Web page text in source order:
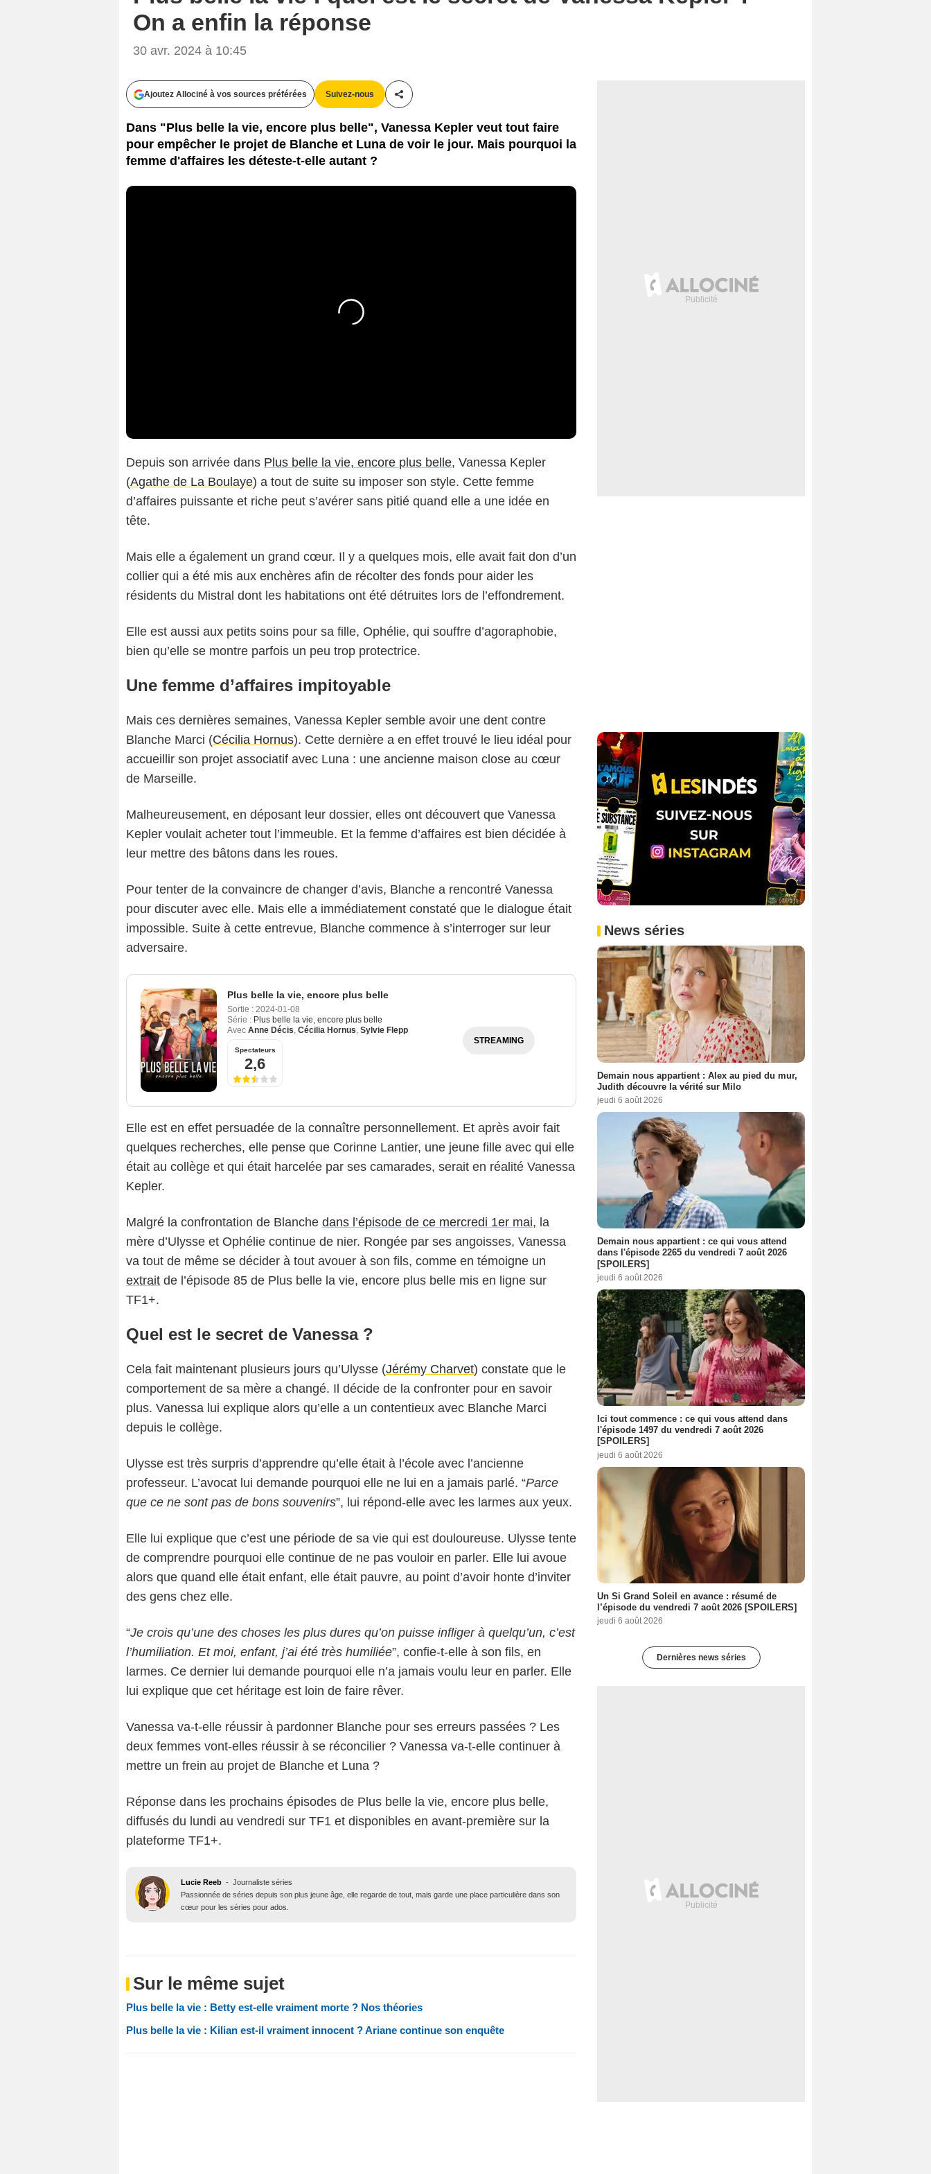
On a enfin la réponse
30 avr. 2024 à 10:45
Ajoutez Allociné à vos sources préférées Suivez-nous
Partager cet article
Dans "Plus belle la vie, encore plus belle", Vanessa Kepler veut tout faire
pour empêcher le projet de Blanche et Luna de voir le jour. Mais pourquoi la
femme d'affaires les déteste-t-elle autant ?
Depuis son arrivée dans Plus belle la vie, encore plus belle, Vanessa Kepler
(Agathe de La Boulaye) a tout de suite su imposer son style. Cette femme
d’affaires puissante et riche peut s’avérer sans pitié quand elle a une idée en
tête.
Mais elle a également un grand cœur. Il y a quelques mois, elle avait fait don d’un
collier qui a été mis aux enchères afin de récolter des fonds pour aider les
résidents du Mistral dont les habitations ont été détruites lors de l’effondrement.
Elle est aussi aux petits soins pour sa fille, Ophélie, qui souffre d’agoraphobie,
bien qu’elle se montre parfois un peu trop protectrice.
Une femme d’affaires impitoyable
Mais ces dernières semaines, Vanessa Kepler semble avoir une dent contre
Blanche Marci (Cécilia Hornus). Cette dernière a en effet trouvé le lieu idéal pour
accueillir son projet associatif avec Luna : une ancienne maison close au cœur
de Marseille.
Malheureusement, en déposant leur dossier, elles ont découvert que Vanessa
Kepler voulait acheter tout l’immeuble. Et la femme d’affaires est bien décidée à
leur mettre des bâtons dans les roues.
Pour tenter de la convaincre de changer d’avis, Blanche a rencontré Vanessa
pour discuter avec elle. Mais elle a immédiatement constaté que le dialogue était
impossible. Suite à cette entrevue, Blanche commence à s’interroger sur leur
adversaire.
Plus belle la vie, encore plus belle
Sortie : 2024-01-08
Série : Plus belle la vie, encore plus belle
Avec Anne Décis, Cécilia Hornus, Sylvie Flepp
Spectateurs
2,6
STREAMING
Elle est en effet persuadée de la connaître personnellement. Et après avoir fait
quelques recherches, elle pense que Corinne Lantier, une jeune fille avec qui elle
était au collège et qui était harcelée par ses camarades, serait en réalité Vanessa
Kepler.
Malgré la confrontation de Blanche dans l’épisode de ce mercredi 1er mai, la
mère d’Ulysse et Ophélie continue de nier. Rongée par ses angoisses, Vanessa
va tout de même se décider à tout avouer à son fils, comme en témoigne un
extrait de l’épisode 85 de Plus belle la vie, encore plus belle mis en ligne sur
TF1+.
Quel est le secret de Vanessa ?
Cela fait maintenant plusieurs jours qu’Ulysse (Jérémy Charvet) constate que le
comportement de sa mère a changé. Il décide de la confronter pour en savoir
plus. Vanessa lui explique alors qu’elle a un contentieux avec Blanche Marci
depuis le collège.
Ulysse est très surpris d’apprendre qu’elle était à l’école avec l’ancienne
professeur. L’avocat lui demande pourquoi elle ne lui en a jamais parlé. “Parce
que ce ne sont pas de bons souvenirs”, lui répond-elle avec les larmes aux yeux.
Elle lui explique que c’est une période de sa vie qui est douloureuse. Ulysse tente
de comprendre pourquoi elle continue de ne pas vouloir en parler. Elle lui avoue
alors que quand elle était enfant, elle était pauvre, au point d’avoir honte d’inviter
des gens chez elle.
“Je crois qu’une des choses les plus dures qu’on puisse infliger à quelqu’un, c’est
l’humiliation. Et moi, enfant, j’ai été très humiliée”, confie-t-elle à son fils, en
larmes. Ce dernier lui demande pourquoi elle n’a jamais voulu leur en parler. Elle
lui explique que cet héritage est loin de faire rêver.
Vanessa va-t-elle réussir à pardonner Blanche pour ses erreurs passées ? Les
deux femmes vont-elles réussir à se réconcilier ? Vanessa va-t-elle continuer à
mettre un frein au projet de Blanche et Luna ?
Réponse dans les prochains épisodes de Plus belle la vie, encore plus belle,
diffusés du lundi au vendredi sur TF1 et disponibles en avant-première sur la
plateforme TF1+.
Lucie Reeb - Journaliste séries
Passionnée de séries depuis son plus jeune âge, elle regarde de tout, mais garde une place particulière dans son
cœur pour les séries pour ados.
Sur le même sujet
Plus belle la vie : Betty est-elle vraiment morte ? Nos théories
Plus belle la vie : Kilian est-il vraiment innocent ? Ariane continue son enquête
News séries
Demain nous appartient : Alex au pied du mur,
Judith découvre la vérité sur Milo
jeudi 6 août 2026
Demain nous appartient : ce qui vous attend
dans l'épisode 2265 du vendredi 7 août 2026
[SPOILERS]
jeudi 6 août 2026
Ici tout commence : ce qui vous attend dans
l'épisode 1497 du vendredi 7 août 2026
[SPOILERS]
jeudi 6 août 2026
Un Si Grand Soleil en avance : résumé de
l’épisode du vendredi 7 août 2026 [SPOILERS]
jeudi 6 août 2026
Dernières news séries